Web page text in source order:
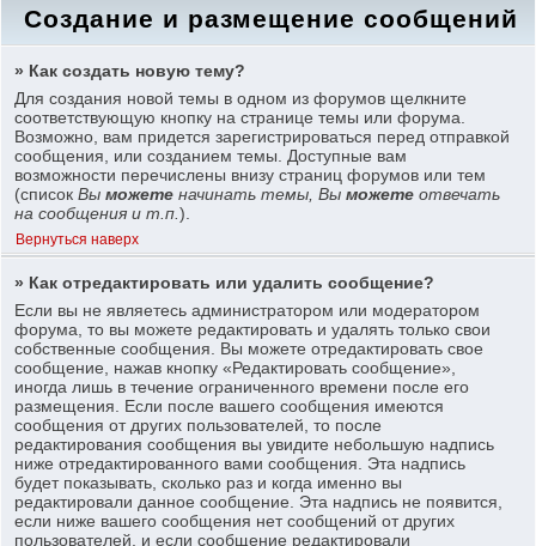
Создание и размещение сообщений
» Как создать новую тему?
Для создания новой темы в одном из форумов щелкните
соответствующую кнопку на странице темы или форума.
Возможно, вам придется зарегистрироваться перед отправкой
сообщения, или созданием темы. Доступные вам
возможности перечислены внизу страниц форумов или тем
(списокВыможете начинать темы, Выможете отвечать
на сообщения и т.п.).
Вернуться наверх
» Как отредактировать или удалить сообщение?
Если вы не являетесь администратором или модератором
форума, то вы можете редактировать и удалять только свои
собственные сообщения. Вы можете отредактировать свое
сообщение, нажав кнопку «Редактировать сообщение»,
иногда лишь в течение ограниченного времени после его
размещения. Если после вашего сообщения имеются
сообщения от других пользователей, то после
редактирования сообщения вы увидите небольшую надпись
ниже отредактированного вами сообщения. Эта надпись
будет показывать, сколько раз и когда именно вы
редактировали данное сообщение. Эта надпись не появится,
если ниже вашего сообщения нет сообщений от других
пользователей, и если сообщение редактировали